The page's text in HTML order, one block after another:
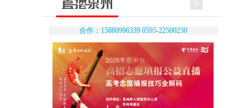
合作：15880996339 0595-22500230